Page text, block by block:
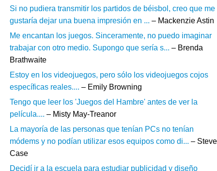
Si no pudiera transmitir los partidos de béisbol, creo que me
gustaría dejar una buena impresión en ... – Mackenzie Astin
Me encantan los juegos. Sinceramente, no puedo imaginar
trabajar con otro medio. Supongo que sería s... – Brenda
Brathwaite
Estoy en los videojuegos, pero sólo los videojuegos cojos
específicas reales.... – Emily Browning
Tengo que leer los 'Juegos del Hambre' antes de ver la
película.... – Misty May-Treanor
La mayoría de las personas que tenían PCs no tenían
módems y no podían utilizar esos equipos como di... – Steve
Case
Decidí ir a la escuela para estudiar publicidad y diseño